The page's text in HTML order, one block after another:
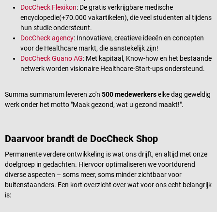
DocCheck Flexikon: De gratis verkrijgbare medische
encyclopedie(+70.000 vakartikelen), die veel studenten al tijdens
hun studie ondersteunt.
DocCheck agency: Innovatieve, creatieve ideeën en concepten
voor de Healthcare markt, die aanstekelijk zijn!
DocCheck Guano AG: Met kapitaal, Know-how en het bestaande
netwerk worden visionaire Healthcare-Start-ups ondersteund.
Summa summarum leveren zo'n 500 medewerkerselke dag geweldig
werk onder het motto "Maak gezond, wat u gezond maakt!".
Daarvoor brandt de DocCheck Shop
Permanente verdere ontwikkeling is wat ons drijft, en altijd met onze
doelgroep in gedachten. Hiervoor optimaliseren we voortdurend
diverse aspecten – soms meer, soms minder zichtbaar voor
buitenstaanders. Een kort overzicht over wat voor ons echt belangrijk
is: